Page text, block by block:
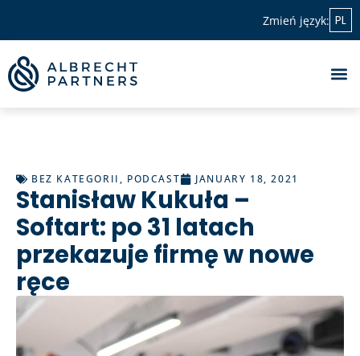
Zmień język: PL
BEZ KATEGORII , PODCAST JANUARY 18, 2021
Stanisław Kukuła –
Softart: po 31 latach
przekazuje firmę w nowe
ręce